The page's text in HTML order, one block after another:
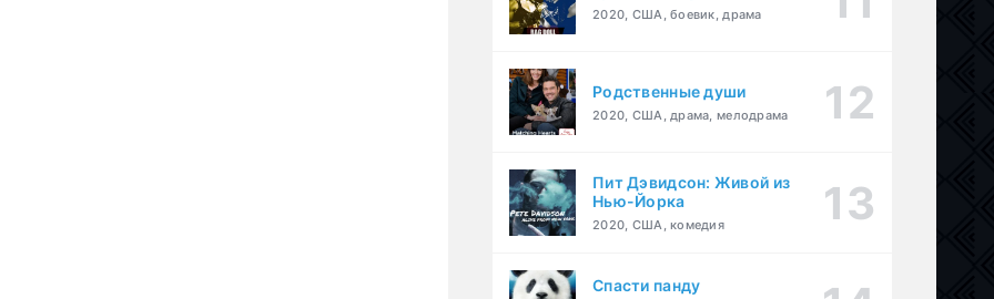
2020, США, боевик, драма
Родственные души
2020, США, драма, мелодрама
Пит Дэвидсон: Живой из
Нью-Йорка
2020, США, комедия
Спасти панду